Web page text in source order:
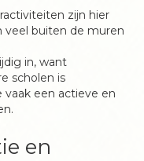
zijn hier
veel buiten de muren
in, want
scholen is
vaak een actieve en
en